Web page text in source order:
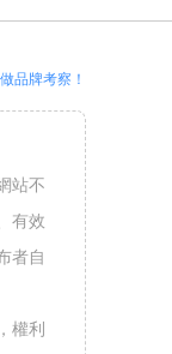
品牌考察！
站不
有效
者自
權利